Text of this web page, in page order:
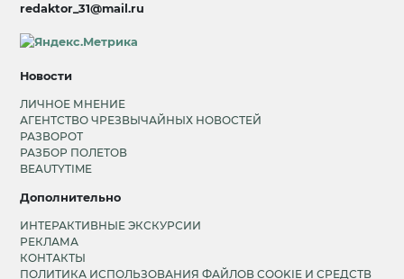
redaktor_31@mail.ru
Новости
ЛИЧНОЕ МНЕНИЕ
АГЕНТСТВО ЧРЕЗВЫЧАЙНЫХ НОВОСТЕЙ
РАЗВОРОТ
РАЗБОР ПОЛЕТОВ
BEAUTYTIME
Дополнительно
ИНТЕРАКТИВНЫЕ ЭКСКУРСИИ
РЕКЛАМА
КОНТАКТЫ
ПОЛИТИКА ИСПОЛЬЗОВАНИЯ ФАЙЛОВ COOKIE И СРЕДСТВ